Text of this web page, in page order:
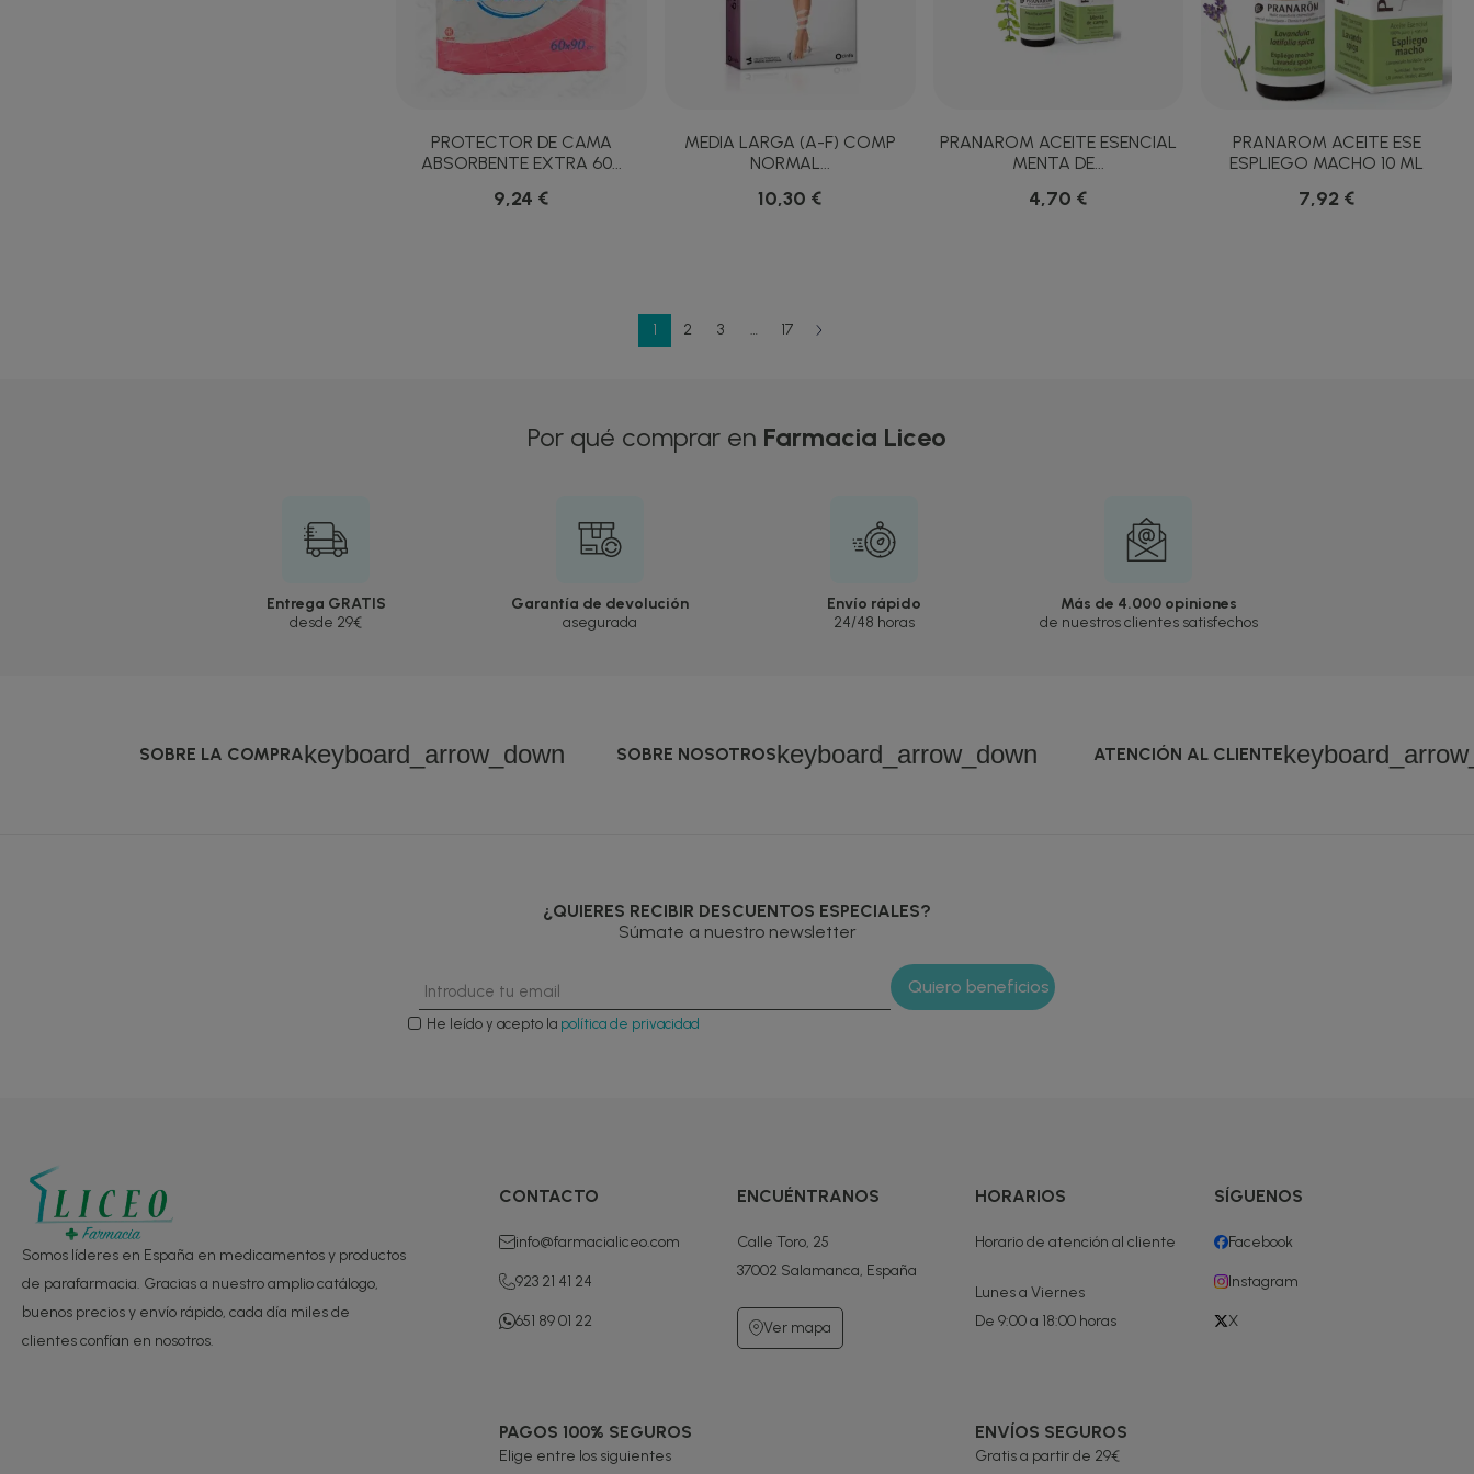
PROTECTOR DE CAMA
ABSORBENTE EXTRA 60...
9,24 €
MEDIA LARGA (A-F) COMP
NORMAL...
10,30 €
PRANAROM ACEITE ESENCIAL
MENTA DE...
4,70 €
PRANAROM ACEITE ESE
ESPLIEGO MACHO 10 ML
7,92 €
1 2 3 … 17
Por qué comprar en Farmacia Liceo
Entrega GRATIS
desde 29€
Garantía de devolución
asegurada
Envío rápido
24/48 horas
Más de 4.000 opiniones
de nuestros clientes satisfechos
SOBRE LA COMPRAkeyboard_arrow_down SOBRE NOSOTROSkeyboard_arrow_down ATENCIÓN AL CLIENTE
¿QUIERES RECIBIR DESCUENTOS ESPECIALES?
Súmate a nuestro newsletter
He leído y acepto la política de privacidad
Somos líderes en España en medicamentos y productos
de parafarmacia. Gracias a nuestro amplio catálogo,
buenos precios y envío rápido, cada día miles de
clientes confían en nosotros.
CONTACTO
info@farmacialiceo.com
923 21 41 24
651 89 01 22
ENCUÉNTRANOS
Calle Toro, 25
37002 Salamanca, España
Ver mapa
HORARIOS
Horario de atención al cliente
Lunes a Viernes
De 9:00 a 18:00 horas
SÍGUENOS
Facebook
Instagram
X
PAGOS 100% SEGUROS
Elige entre los siguientes
ENVÍOS SEGUROS
Gratis a partir de 29€